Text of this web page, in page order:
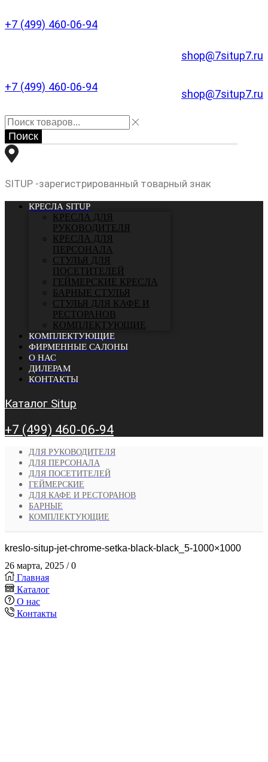
+7 (499) 460-06-94
shop@7situp7.ru
+7 (499) 460-06-94
shop@7situp7.ru
Поиск
SITUP -зарегистрированный товарный знак
КРЕСЛА SITUP
КРЕСЛА ДЛЯ
РУКОВОДИТЕЛЯ
КРЕСЛА ДЛЯ
ПЕРСОНАЛА
СТУЛЬЯ ДЛЯ
ПОСЕТИТЕЛЕЙ
ГЕЙМЕРСКИЕ КРЕСЛА
БАРНЫЕ СТУЛЬЯ
CТУЛЬЯ ДЛЯ КАФЕ И
РЕСТОРАНОВ
КОМПЛЕКТУЮЩИЕ
КОМПЛЕКТУЮЩИЕ
ФИРМЕННЫЕ САЛОНЫ
О НАС
ДИЛЕРАМ
КОНТАКТЫ
Каталог Situp
+7 (499) 460-06-94
ДЛЯ РУКОВОДИТЕЛЯ
ДЛЯ ПЕРСОНАЛА
ДЛЯ ПОСЕТИТЕЛЕЙ
ГЕЙМЕРСКИЕ
ДЛЯ КАФЕ И РЕСТОРАНОВ
БАРНЫЕ
КОМПЛЕКТУЮЩИЕ
kreslo-situp-jet-chrome-setka-black-black_5-1000×1000
26 марта, 2025 / 0
Главная
Каталог
О нас
Контакты